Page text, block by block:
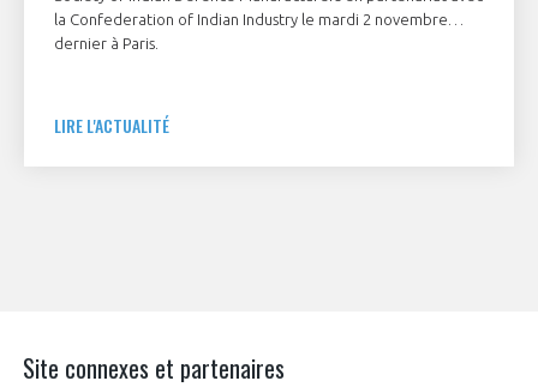
la Confederation of Indian Industry le mardi 2 novembre
dernier à Paris.
LIRE L'ACTUALITÉ
Site connexes et partenaires